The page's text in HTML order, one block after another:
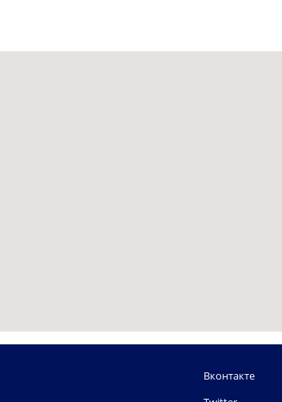
Вконтакте